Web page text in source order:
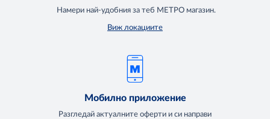
Намери най-удобния за теб МЕТРО магазин.
Виж локациите
Мобилно приложение
Разгледай актуалните оферти и си направи